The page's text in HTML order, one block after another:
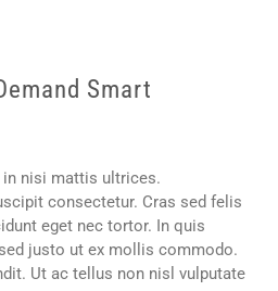
Smart
in nisi mattis ultrices.
consectetur. Cras sed felis
eget nec tortor. In quis
justo ut ex mollis commodo.
Ut ac tellus non nisl vulputate